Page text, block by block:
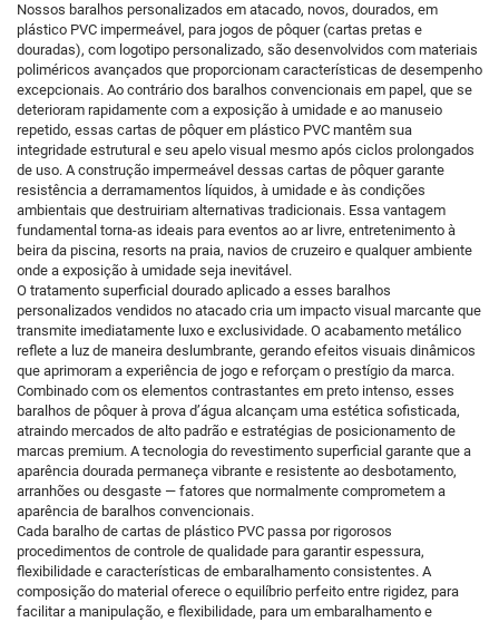
Nossos baralhos personalizados em atacado, novos, dourados, em
plástico PVC impermeável, para jogos de pôquer (cartas pretas e
douradas), com logotipo personalizado, são desenvolvidos com materiais
poliméricos avançados que proporcionam características de desempenho
excepcionais. Ao contrário dos baralhos convencionais em papel, que se
deterioram rapidamente com a exposição à umidade e ao manuseio
repetido, essas cartas de pôquer em plástico PVC mantêm sua
integridade estrutural e seu apelo visual mesmo após ciclos prolongados
de uso. A construção impermeável dessas cartas de pôquer garante
resistência a derramamentos líquidos, à umidade e às condições
ambientais que destruiriam alternativas tradicionais. Essa vantagem
fundamental torna-as ideais para eventos ao ar livre, entretenimento à
beira da piscina, resorts na praia, navios de cruzeiro e qualquer ambiente
onde a exposição à umidade seja inevitável.
O tratamento superficial dourado aplicado a esses baralhos
personalizados vendidos no atacado cria um impacto visual marcante que
transmite imediatamente luxo e exclusividade. O acabamento metálico
reflete a luz de maneira deslumbrante, gerando efeitos visuais dinâmicos
que aprimoram a experiência de jogo e reforçam o prestígio da marca.
Combinado com os elementos contrastantes em preto intenso, esses
baralhos de pôquer à prova d’água alcançam uma estética sofisticada,
atraindo mercados de alto padrão e estratégias de posicionamento de
marcas premium. A tecnologia do revestimento superficial garante que a
aparência dourada permaneça vibrante e resistente ao desbotamento,
arranhões ou desgaste — fatores que normalmente comprometem a
aparência de baralhos convencionais.
Cada baralho de cartas de plástico PVC passa por rigorosos
procedimentos de controle de qualidade para garantir espessura,
flexibilidade e características de embaralhamento consistentes. A
composição do material oferece o equilíbrio perfeito entre rigidez, para
facilitar a manipulação, e flexibilidade, para um embaralhamento e